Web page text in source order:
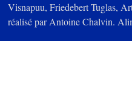
Visnapuu, Friedebert Tuglas,
réalisé par Antoine Chalvin.